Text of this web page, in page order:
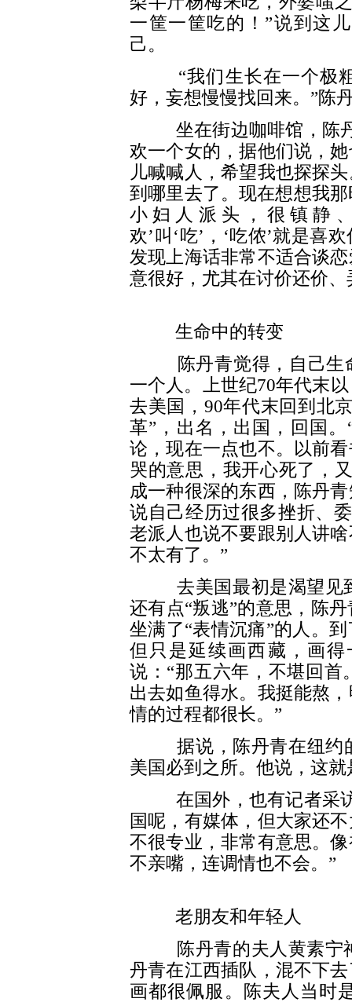
一筐一筐吃的！”说到这
己。
“我们生长在一个极粗
好，妄想慢慢找回来。”陈
坐在街边咖啡馆，陈丹
欢一个女的，据他们说，
儿喊喊人，希望我也探探
到哪里去了。现在想想我
小妇人派头，很镇静
欢’叫‘吃’，‘吃侬’就是喜
发现上海话非常不适合谈
意很好，尤其在讨价还价
生命中的转变
陈丹青觉得，自己生命
一个人。上世纪70年代末
去美国，90年代末回到北
革”，出名，出国，回国
论，现在一点也不。以前
哭的意思，我开心死了，
成一种很深的东西，陈丹
说自己经历过很多挫折、
老派人也说不要跟别人讲
不太有了。”
去美国最初是渴望见到
还有点“叛逃”的意思，陈
坐满了“表情沉痛”的人。
但只是延续画西藏，画
说：“那五六年，不堪回
出去如鱼得水。我挺能熬
情的过程都很长。”
据说，陈丹青在纽约的
美国必到之所。他说，这
在国外，也有记者采访
国呢，有媒体，但大家还
不很专业，非常有意思。
不亲嘴，连调情也不会。”
老朋友和年轻人
陈丹青的夫人黄素宁神
丹青在江西插队，混不下
画都很佩服。陈夫人当时